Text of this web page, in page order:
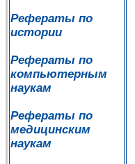
Рефераты по
истории
Рефераты по
компьютерным
наукам
Рефераты по
медицинским
наукам